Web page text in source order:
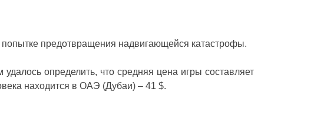
предотвращения надвигающейся катастрофы.
определить, что средняя цена игры составляет
находится в ОАЭ (Дубаи) – 41 $.